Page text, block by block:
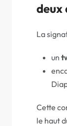
deux
La
un
Cette
le haut